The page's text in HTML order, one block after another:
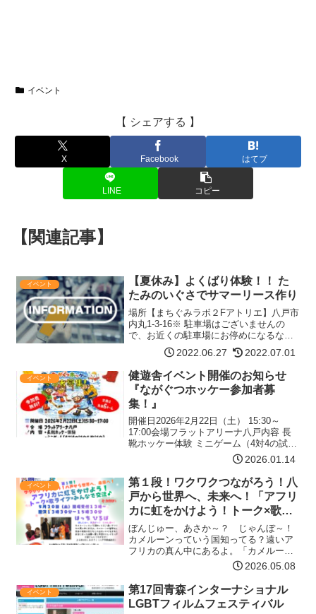
イベント
【 シェアする 】
X Facebook はてブ
LINE コピー
【関連記事】
イベント
【夏休み】よくばり体験！！ た
たみのいぐさでサマーリース作り
場所【まちぐみラボ２Fアトリエ】八戸市
内丸1-3-16※ 駐車場はございませんの
で、お近くの駐車場にお停めになるなど
してお越しください。日時 7月23日
（土） 14:00～ 7月24日（日） 10:00
～参加費500円申し込みチラシのQRコ…
【詳細はコチラ】
2022.06.27 2022.07.01
イベント
健遊舎イベント開催のお知らせ
『ながぐつホッケー参加者募
集！』
開催日2026年2月22日（土） 15:30～
17:00会場フラットアリーナ八戸内容 長
靴ホッケー体験 ミニゲーム（4対4の試合
を数試合）参加条件 小学生以上の人 たの
しくあそべる人、借りる道具を大事に使
える人 1チーム4名以上で申込みでき…
【詳細はコチラ】
2026.01.14
イベント
第１段！ワクワクつながろう！八
戸から世界へ、未来へ！「アフリ
カに虹をかけよう！トーク×歌ラ
イブ×みんなで交流♪」
ぼんじゅー、あさか～？ じゃんぼ～！
カメルーンっていう国知ってる？遠いア
フリカの真ん中にあるよ。「カメルーン
の留学生と日本の家族や友だちとの出会
いから生まれた本当にあった体験～愛と
希望のリレイ」（※詳細は下の「内容」
をご覧ください）を八戸の…【詳細はコ
チラ】
2026.05.08
イベント
第17回青森インターナショナル
LGBTフィルムフェスティバル